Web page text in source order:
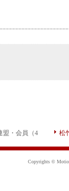
・会員（4
松
Copyrights ©